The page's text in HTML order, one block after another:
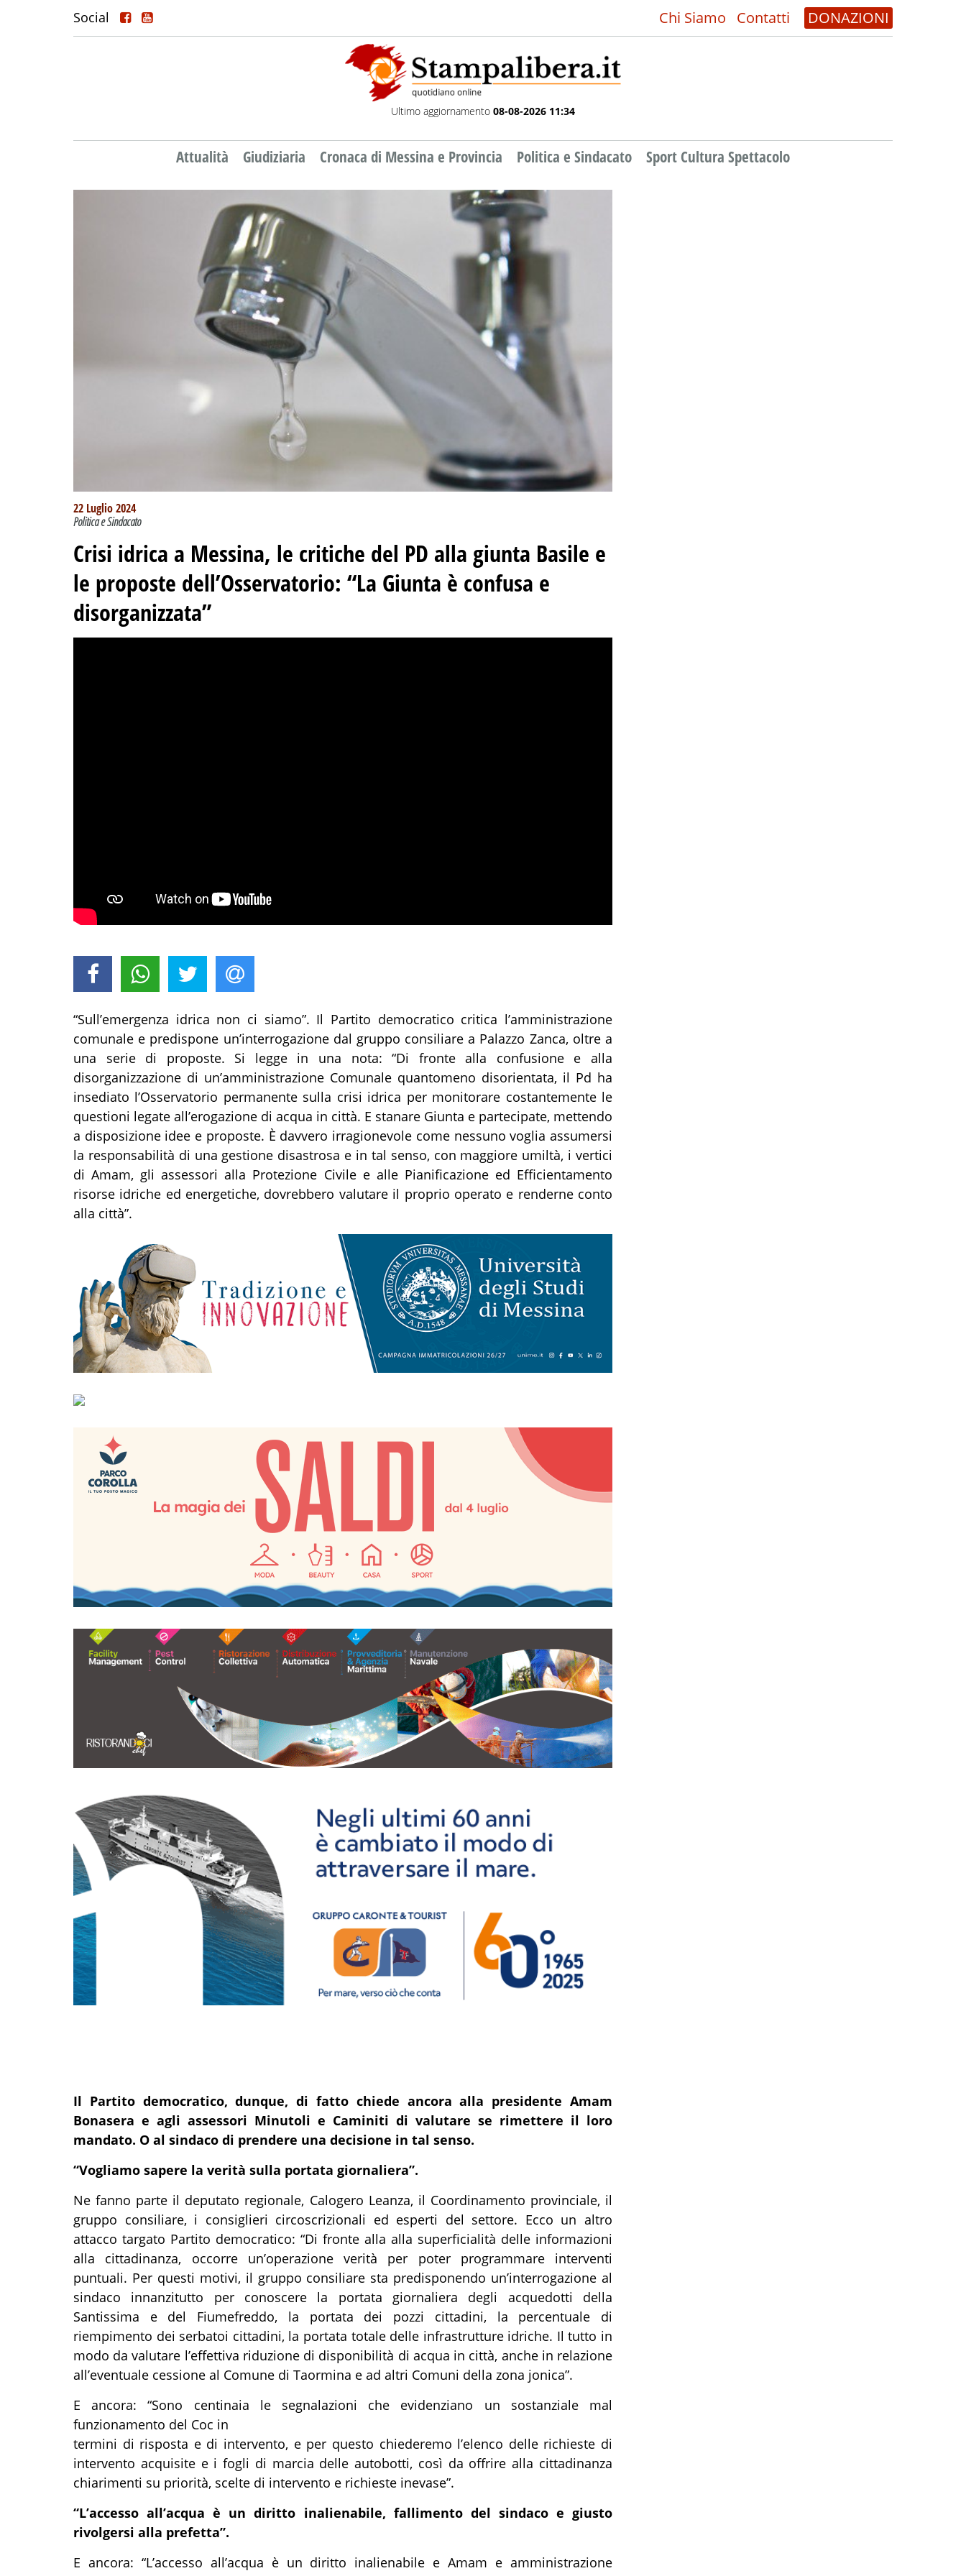
Social Chi Siamo Contatti DONAZIONI
Ultimo aggiornamento 08-08-2026 11:34
Attualità Giudiziaria Cronaca di Messina e Provincia Politica e Sindacato Sport Cultura Spettacolo
22 Luglio 2024
Politica e Sindacato
Crisi idrica a Messina, le critiche del PD alla giunta Basile e
le proposte dell’Osservatorio: “La Giunta è confusa e
disorganizzata”
“Sull’emergenza idrica non ci siamo”. Il Partito democratico critica l’amministrazione
comunale e predispone un’interrogazione dal gruppo consiliare a Palazzo Zanca, oltre a
una serie di proposte. Si legge in una nota: “Di fronte alla confusione e alla
disorganizzazione di un’amministrazione Comunale quantomeno disorientata, il Pd ha
insediato l’Osservatorio permanente sulla crisi idrica per monitorare costantemente le
questioni legate all’erogazione di acqua in città. E stanare Giunta e partecipate, mettendo
a disposizione idee e proposte. È davvero irragionevole come nessuno voglia assumersi
la responsabilità di una gestione disastrosa e in tal senso, con maggiore umiltà, i vertici
di Amam, gli assessori alla Protezione Civile e alle Pianificazione ed Efficientamento
risorse idriche ed energetiche, dovrebbero valutare il proprio operato e renderne conto
alla città”.
Il Partito democratico, dunque, di fatto chiede ancora alla presidente Amam
Bonasera e agli assessori Minutoli e Caminiti di valutare se rimettere il loro
mandato. O al sindaco di prendere una decisione in tal senso.
“Vogliamo sapere la verità sulla portata giornaliera”.
Ne fanno parte il deputato regionale, Calogero Leanza, il Coordinamento provinciale, il
gruppo consiliare, i consiglieri circoscrizionali ed esperti del settore. Ecco un altro
attacco targato Partito democratico: “Di fronte alla alla superficialità delle informazioni
alla cittadinanza, occorre un’operazione verità per poter programmare interventi
puntuali. Per questi motivi, il gruppo consiliare sta predisponendo un’interrogazione al
sindaco innanzitutto per conoscere la portata giornaliera degli acquedotti della
Santissima e del Fiumefreddo, la portata dei pozzi cittadini, la percentuale di
riempimento dei serbatoi cittadini, la portata totale delle infrastrutture idriche. Il tutto in
modo da valutare l’effettiva riduzione di disponibilità di acqua in città, anche in relazione
all’eventuale cessione al Comune di Taormina e ad altri Comuni della zona jonica”.
E ancora: “Sono centinaia le segnalazioni che evidenziano un sostanziale mal
funzionamento del Coc in
termini di risposta e di intervento, e per questo chiederemo l’elenco delle richieste di
intervento acquisite e i fogli di marcia delle autobotti, così da offrire alla cittadinanza
chiarimenti su priorità, scelte di intervento e richieste inevase”.
“L’accesso all’acqua è un diritto inalienabile, fallimento del sindaco e giusto
rivolgersi alla prefetta”.
E ancora: “L’accesso all’acqua è un diritto inalienabile e Amam e amministrazione